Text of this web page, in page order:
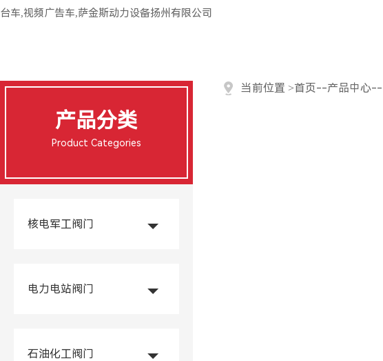
台车,视频广告车,萨金斯动力设备扬州有限公司
产品分类
Product Categories
核电军工阀门
电力电站阀门
石油化工阀门
当前位置 >首页--产品中心--